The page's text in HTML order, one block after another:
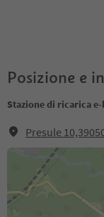
Posizione e
Stazione di ricarica
Presule